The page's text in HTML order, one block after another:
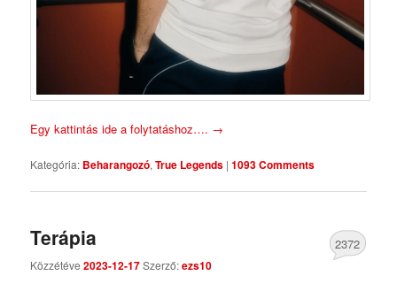
Egy kattintás ide a folytatáshoz…. →
Kategória: Beharangozó,True Legends |1093 Comments
Terápia
Közzétéve2023-12-17Szerző:ezs10
2372